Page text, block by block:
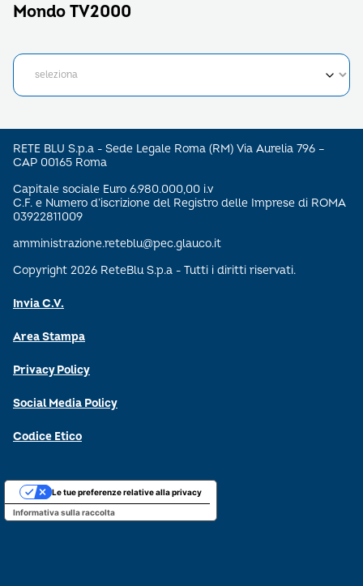
Mondo TV2000
RETE BLU S.p.a - Sede Legale Roma (RM) Via Aurelia 796 –
CAP 00165 Roma
Capitale sociale Euro 6.980.000,00 i.v
C.F. e Numero d’iscrizione del Registro delle Imprese di ROMA
03922811009
amministrazione.reteblu@pec.glauco.it
Copyright 2026 ReteBlu S.p.a - Tutti i diritti riservati.
Invia C.V.
Area Stampa
Privacy Policy
Social Media Policy
Codice Etico
Informativa sulla raccolta
Le tue preferenze relative alla privacy